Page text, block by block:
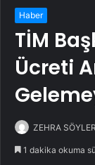
Haber
TİM
Ücreti
ZEHRA SÖYLER
1 dakika okuma